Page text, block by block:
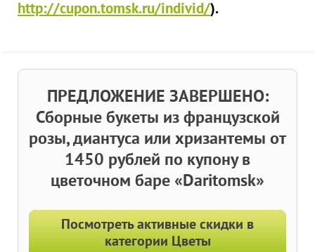
http://cupon.tomsk.ru/individ/).
ПРЕДЛОЖЕНИЕ ЗАВЕРШЕНО:
Сборные букеты из французской
розы, диантуса или хризантемы от
1450 рублей по купону в
цветочном баре «Daritomsk»
Посмотреть активные скидки в
категории Цветы